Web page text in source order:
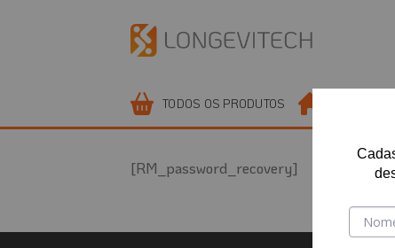
TODOS OS PRODUTOS
[RM_password_recovery]